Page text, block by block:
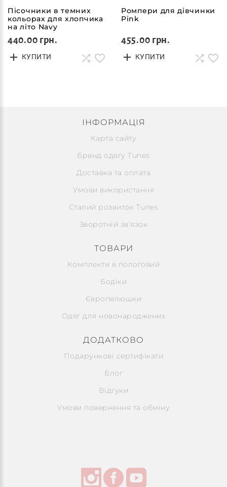
Пісочники в темних
кольорах для хлопчика
на літо Navy
440.00 грн.
КУПИТИ
Ромпери для дівчинки
Pink
455.00 грн.
КУПИТИ
ІНФОРМАЦІЯ
Карта сайту
Бренд одягу Tunes
Доставка та оплата
Умови використання
Сталий розвиток Tunes
Зворотній зв'язок
ТОВАРИ
Комплекти в пологовий
Бодіки
Європелюшки
Одяг для новонароджених
ДОДАТКОВО
Подарункові сертифікати
Блог
Відгуки
Умови повернення та обміну